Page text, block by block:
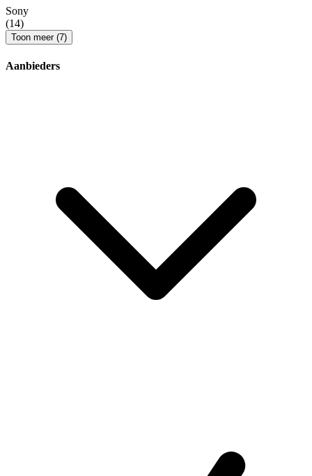
Sony
(14)
Toon meer (7)
Aanbieders